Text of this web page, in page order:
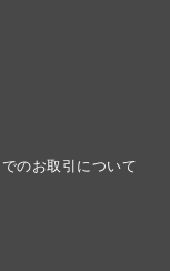
のお取引について